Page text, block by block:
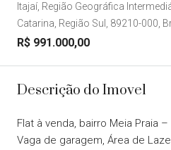
Itajaí, Região Geográfica
Catarina, Região Sul, 89210-000,
R$ 991.000,00
Descrição do Imovel
Flat à venda, bairro Meia Praia
Vaga de garagem, Área de